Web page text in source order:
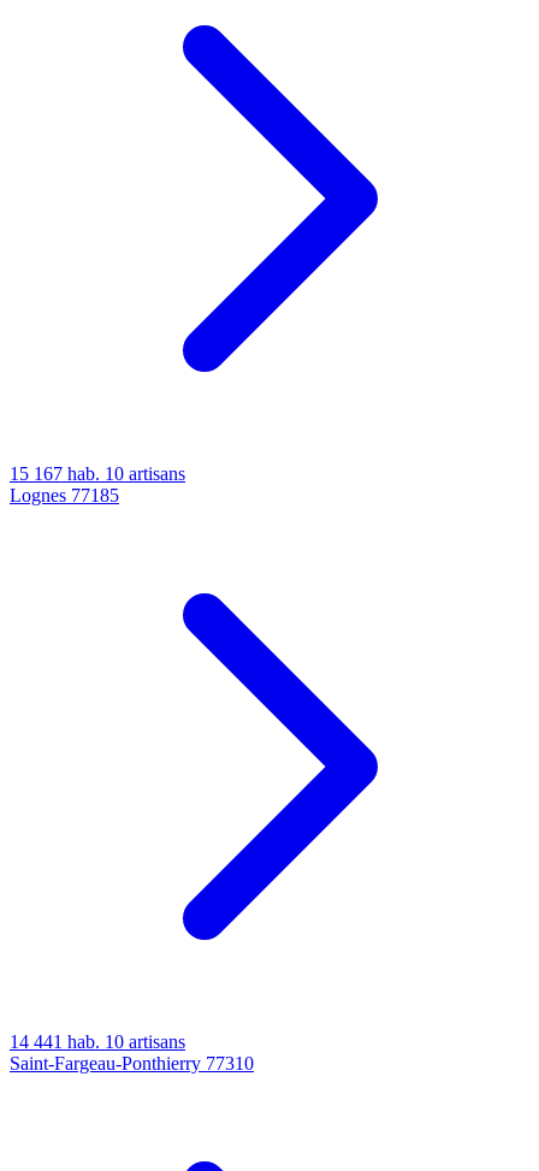
15 167 hab. 10 artisans
Lognes 77185
14 441 hab. 10 artisans
Saint-Fargeau-Ponthierry 77310